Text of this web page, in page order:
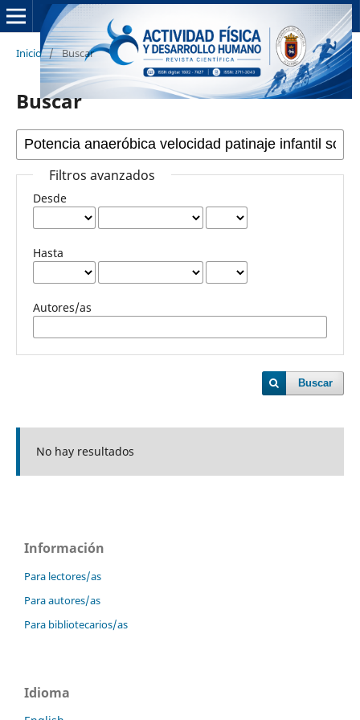
Inicio / Buscar
Buscar
Filtros avanzados
Desde
Hasta
Autores/as
Buscar
No hay resultados
Información
Para lectores/as
Para autores/as
Para bibliotecarios/as
Idioma